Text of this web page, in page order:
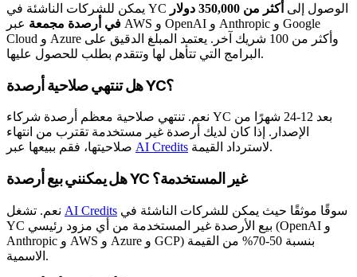
يمكن للشركات الناشئة في YC الوصول إلى
أكثر من 350,000 دولار
في أرصدة مجمعة عبر AWS و OpenAI و Anthropic و Google
Cloud و Azure وأكثر من 100 شريك آخر. يعتمد المبلغ الدقيق على
البرامج التي تتأهل لها وتتقدم بطلب للحصول عليها.
هل تنتهي صلاحية أرصدة YC؟
نعم. تنتهي صلاحية معظم أرصدة شركاء YC بعد 12-24 شهرًا من
الإصدار. إذا كان لديك أرصدة غير مستخدمة تقترب من انتهاء
AI Credits لاسترداد القيمة.
هل يمكنني بيع أرصدة YC غير المستخدمة؟
AI Credits
YC بيع الأرصدة غير المستخدمة من أي مزود رئيسي (OpenAI و
Anthropic و AWS و Azure و GCP) بنسبة 50-70% من القيمة
الاسمية.